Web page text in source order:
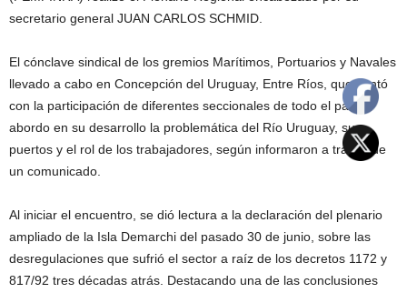
secretario general JUAN CARLOS SCHMID.
El cónclave sindical de los gremios Marítimos, Portuarios y Navales
llevado a cabo en Concepción del Uruguay, Entre Ríos, que contó
con la participación de diferentes seccionales de todo el país,
abordo en su desarrollo la problemática del Río Uruguay, sus
puertos y el rol de los trabajadores, según informaron a través de
un comunicado.
Al iniciar el encuentro, se dió lectura a la declaración del plenario
ampliado de la Isla Demarchi del pasado 30 de junio, sobre las
desregulaciones que sufrió el sector a raíz de los decretos 1172 y
817/92 tres décadas atrás. Destacando una de las conclusiones